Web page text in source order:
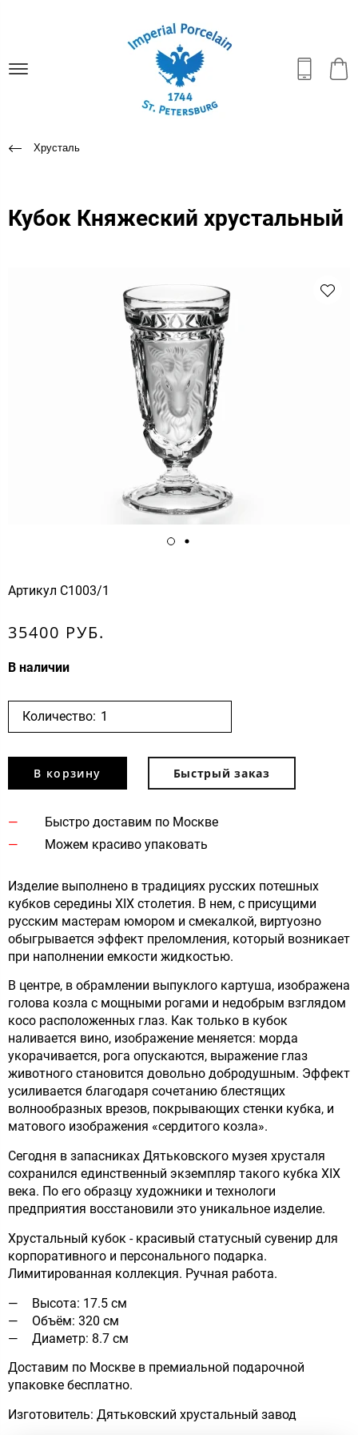
Хрусталь
Кубок Княжеский хрустальный
Артикул С1003/1
35400 РУБ.
В наличии
Количество:
В корзину Быстрый заказ
Быстро доставим по Москве
Можем красиво упаковать
Изделие выполнено в традициях русских потешных
кубков середины XIX столетия. В нем, с присущими
русским мастерам юмором и смекалкой, виртуозно
обыгрывается эффект преломления, который возникает
при наполнении емкости жидкостью.
В центре, в обрамлении выпуклого картуша, изображена
голова козла с мощными рогами и недобрым взглядом
косо расположенных глаз. Как только в кубок
наливается вино, изображение меняется: морда
укорачивается, рога опускаются, выражение глаз
животного становится довольно добродушным. Эффект
усиливается благодаря сочетанию блестящих
волнообразных врезов, покрывающих стенки кубка, и
матового изображения «сердитого козла».
Сегодня в запасниках Дятьковского музея хрусталя
сохранился единственный экземпляр такого кубка XIX
века. По его образцу художники и технологи
предприятия восстановили это уникальное изделие.
Хрустальный кубок - красивый статусный сувенир для
корпоративного и персонального подарка.
Лимитированная коллекция. Ручная работа.
Высота: 17.5 см
Объём: 320 см
Диаметр: 8.7 см
Доставим по Москве в премиальной подарочной
упаковке бесплатно.
Изготовитель: Дятьковский хрустальный завод